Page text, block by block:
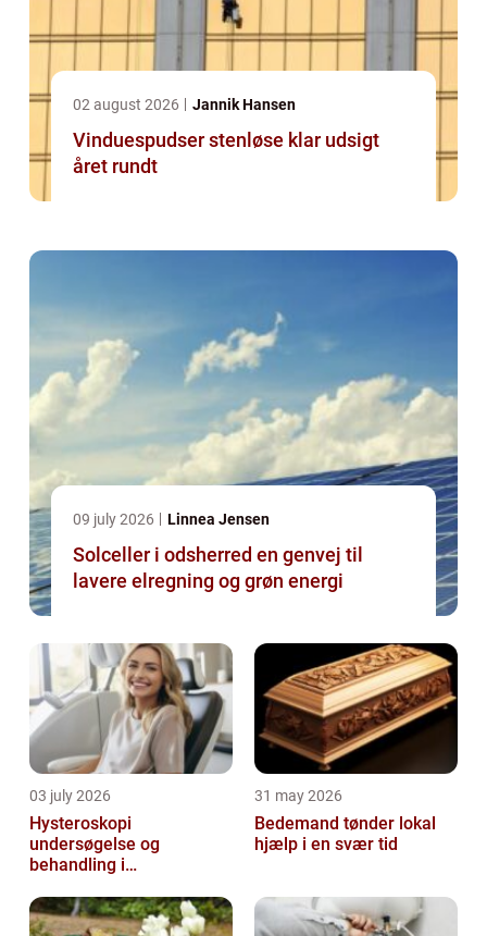
02 august 2026 Jannik Hansen
Vinduespudser stenløse klar udsigt
året rundt
09 july 2026 Linnea Jensen
Solceller i odsherred en genvej til
lavere elregning og grøn energi
03 july 2026
Hysteroskopi
undersøgelse og
behandling i
31 may 2026
Bedemand tønder lokal
hjælp i en svær tid